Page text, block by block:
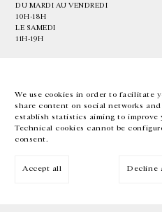
We use cookies in order to facilitate
share content on social networks
establish statistics aiming to improve
Technical cookies cannot be
consent.
Accept all Decline
DU MARDI AU VENDREDI
10H-18H
LE SAMEDI
11H-19H
EN FR 中文 Facebook
Inscrivez-vous à notre newsletter